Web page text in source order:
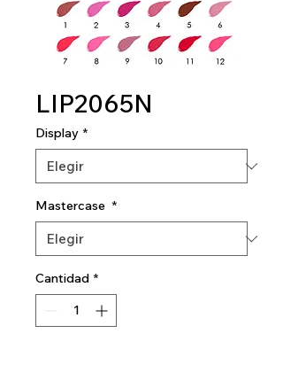
LIP2065N
Display *
Mastercase *
Cantidad *